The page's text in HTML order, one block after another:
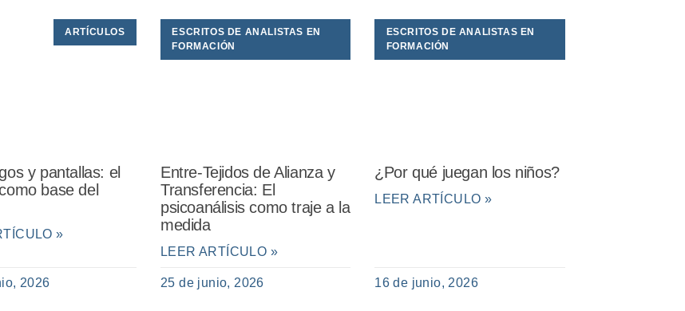
ARTÍCULOS
y pantallas: el
base del
»
2026
ESCRITOS DE ANALISTAS EN
FORMACIÓN
Entre-Tejidos de Alianza y
Transferencia: El
psicoanálisis como traje a la
medida
LEER ARTÍCULO »
25 de junio, 2026
ESCRITOS DE ANALISTAS EN
FORMACIÓN
¿Por qué juegan los niños?
LEER ARTÍCULO »
16 de junio, 2026